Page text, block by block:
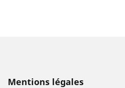
Mentions légales